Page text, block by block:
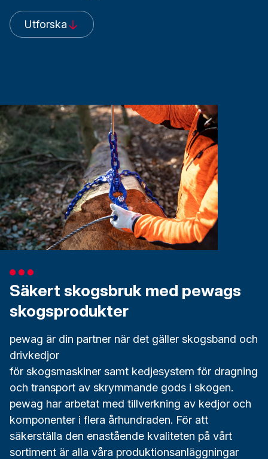
Utforska
Säkert skogsbruk med pewags
skogsprodukter
pewag är din partner när det gäller skogsband och
drivkedjor
för skogsmaskiner samt kedjesystem för dragning
och transport av skrymmande gods i skogen.
pewag har arbetat med tillverkning av kedjor och
komponenter i flera århundraden. För att
säkerställa den enastående kvaliteten på vårt
sortiment är alla våra produktionsanläggningar